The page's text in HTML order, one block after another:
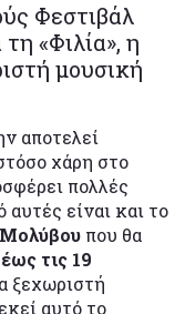
Φεστιβάλ
«Φιλία», η
μουσική
αποτελεί
χάρη στο
πολλές
είναι και το
Μολύβου που θα
τις 19
ξεχωριστή
αυτό το